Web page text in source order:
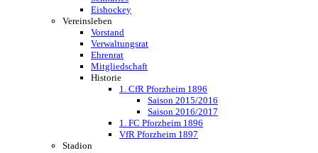
Eishockey
Vereinsleben
Vorstand
Verwaltungsrat
Ehrenrat
Mitgliedschaft
Historie
1. CfR Pforzheim 1896
Saison 2015/2016
Saison 2016/2017
1. FC Pforzheim 1896
VfR Pforzheim 1897
Stadion